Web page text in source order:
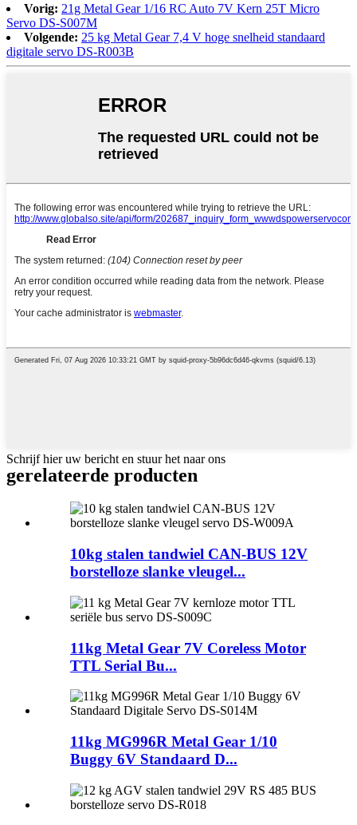
Vorig: 21g Metal Gear 1/16 RC Auto 7V Kern 25T Micro
Servo DS-S007M
Volgende: 25 kg Metal Gear 7,4 V hoge snelheid standaard
digitale servo DS-R003B
Schrijf hier uw bericht en stuur het naar ons
gerelateerde producten
10kg stalen tandwiel CAN-BUS 12V
borstelloze slanke vleugel...
11kg Metal Gear 7V Coreless Motor
TTL Serial Bu...
11kg MG996R Metal Gear 1/10
Buggy 6V Standaard D...